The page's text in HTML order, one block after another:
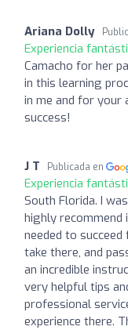
Ariana Dolly
Experiencia
Camacho for her
in this learning
in me and for your
success!
J T Publicada en
Experiencia
South Florida. I
highly recommend
needed to
take there, and
an incredible
very helpful tips
professional
experience there.